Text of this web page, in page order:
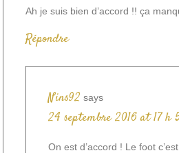
Ah je suis bien d’accord !! ça
Répondre
Nins92 says
24 septembre 2016 at 17 h
On est d’accord ! Le foot